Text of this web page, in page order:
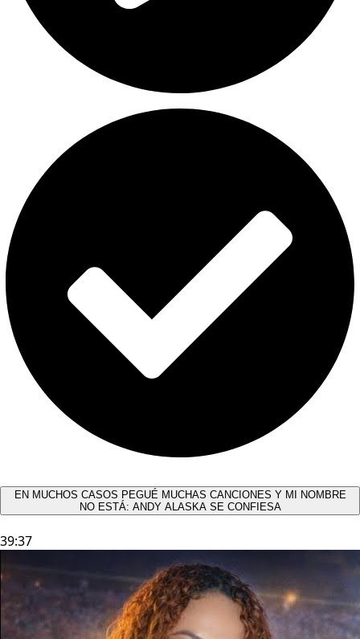
EN MUCHOS CASOS PEGUÉ MUCHAS CANCIONES Y MI NOMBRE
NO ESTÁ: ANDY ALASKA SE CONFIESA​
39:37